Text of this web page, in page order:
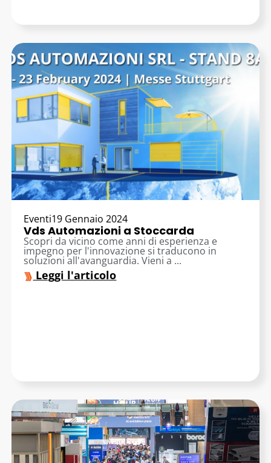
Eventi19 Gennaio 2024
Vds Automazioni a Stoccarda
Scopri da vicino come anni di esperienza e
impegno per l'innovazione si traducono in
soluzioni all'avanguardia. Vieni a ...
Leggi l'articolo